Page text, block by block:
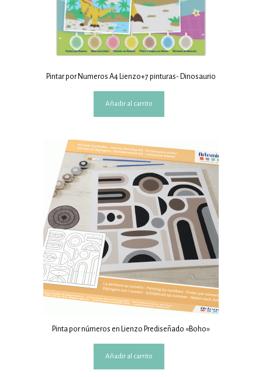
Pintar por Numeros A4 Lienzo+7 pinturas- Dinosaurio
Añadir al carrito
Pinta por números en Lienzo Prediseñado «Boho»
Añadir al carrito